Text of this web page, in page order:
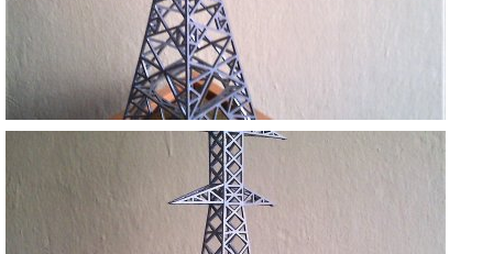
YÜKSEK ENERJİ DİREKLERİ--
ANKARA